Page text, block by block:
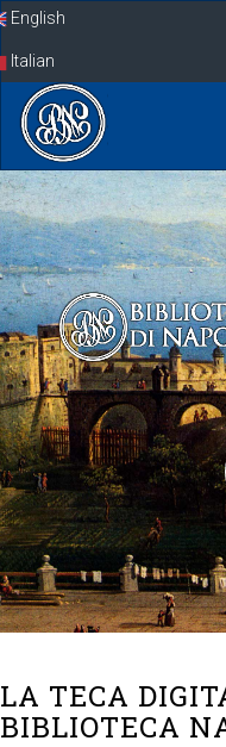
SkipEnglish
Italian
LA TECA
BIBLIOTECA